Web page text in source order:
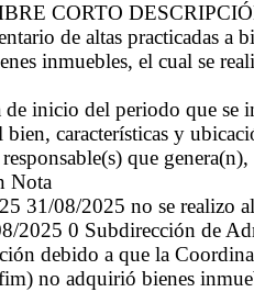
CORTO
de altas practicadas a
inmuebles, el cual se
de inicio del periodo que se
características y
que
Nota
31/08/2025 no se realizo
2025 0 Subdirección de
debido a que la
no adquirió bienes